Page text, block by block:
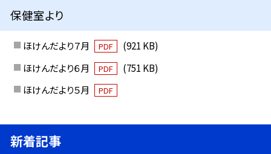
保健室より
ほけんだより７月 PDF
(921 KB)
ほけんだより６月
PDF
(751 KB)
ほけんだより５月
PDF
新着記事